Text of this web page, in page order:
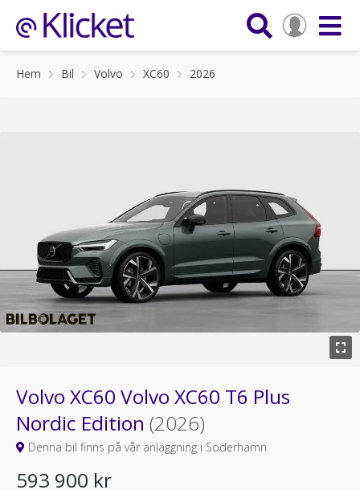
Hem Bil Volvo XC60 2026
Volvo XC60 Volvo XC60 T6 Plus
Nordic Edition (2026)
Denna bil finns på vår anläggning i Söderhamn
593 900 kr